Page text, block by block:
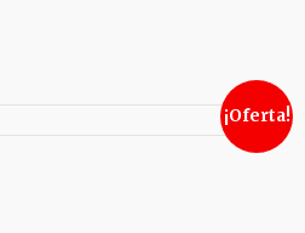
¡Oferta!